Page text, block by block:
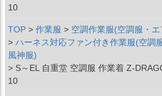
10
TOP 作業服
空調作業服(空調服・
ハーネス対応ファン付き作業服(空調
風神服)
S～EL 自重堂 空調服 作業着 Z-
10